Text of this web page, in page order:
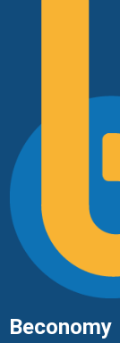
Beconomy